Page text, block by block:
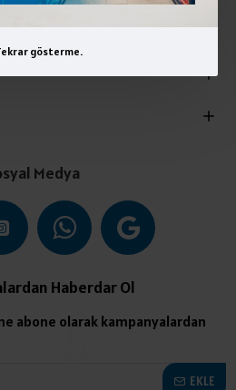
gösterme.
Medya
Haberdar Ol
abone olarak kampanyalardan
EKLE